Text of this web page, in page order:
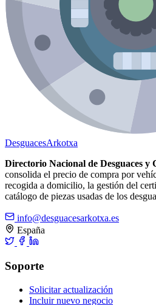
DesguacesArkotxa
Directorio Nacional de Desguaces y
consolida el precio de compra por
recogida a domicilio, la gestión del
catálogo de piezas usadas de los
info@desguacesarkotxa.es
España
Soporte
Solicitar actualización
Incluir nuevo negocio